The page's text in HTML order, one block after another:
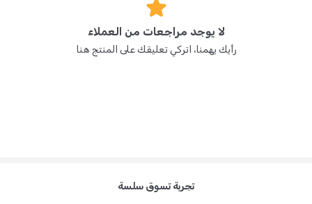
لا يوجد مراجعات من العملاء
رأيك يهمنا، اتركي تعليقك على المنتج هنا
تجربة تسوق سلسة